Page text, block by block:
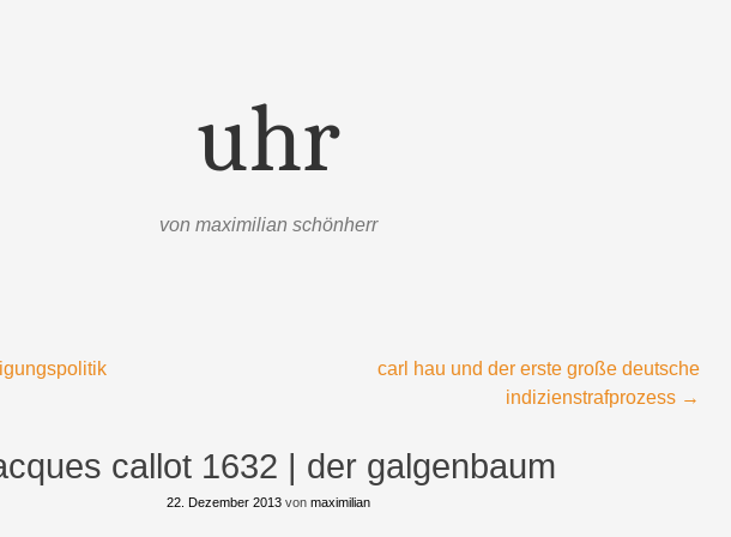
uhr
von maximilian schönherr
carl hau und der erste große deutsche
indizienstrafprozess →
callot 1632 | der galgenbaum
22. Dezember 2013 von maximilian